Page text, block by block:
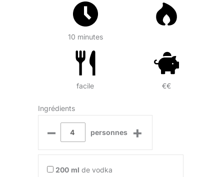
10 minutes
facile €€
Ingrédients
– personnes +
200 ml de vodka